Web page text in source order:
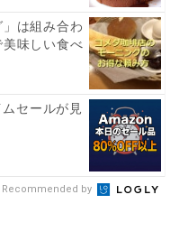
は組み合わ
味しい食べ
セールが見
Recommended by